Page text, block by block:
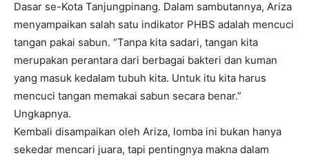
Dasar se-Kota Tanjungpinang. Dalam sambutannya, Ariza
menyampaikan salah satu indikator PHBS adalah mencuci
tangan pakai sabun. “Tanpa kita sadari, tangan kita
merupakan perantara dari berbagai bakteri dan kuman
yang masuk kedalam tubuh kita. Untuk itu kita harus
mencuci tangan memakai sabun secara benar.”
Ungkapnya.
Kembali disampaikan oleh Ariza, lomba ini bukan hanya
sekedar mencari juara, tapi pentingnya makna dalam